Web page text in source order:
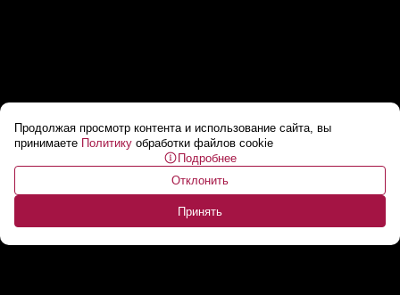
Продолжая просмотр контента и использование сайта, вы
принимаете Политику обработки файлов cookie
Подробнее
Отклонить
Принять
США перебрасывают войска на Ближний
Восток!...